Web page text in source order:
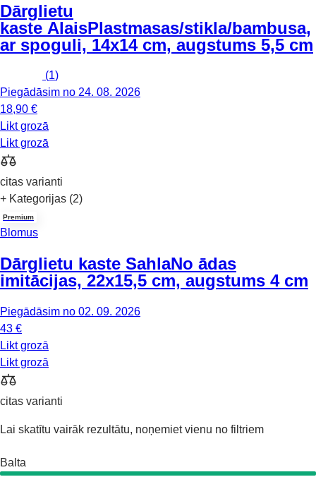
Dārglietu
kaste AlaisPlastmasas/stikla/bambusa,
ar spoguli, 14x14 cm, augstums 5,5 cm
(1)
Piegādāsim no 24. 08. 2026
18,90 €
Likt grozā
Likt grozā
citas varianti
+ Kategorijas (2)
Premium
Blomus
Dārglietu kaste SahlaNo ādas
imitācijas, 22x15,5 cm, augstums 4 cm
Piegādāsim no 02. 09. 2026
43 €
Likt grozā
Likt grozā
citas varianti
Lai skatītu vairāk rezultātu, noņemiet vienu no filtriem
Balta